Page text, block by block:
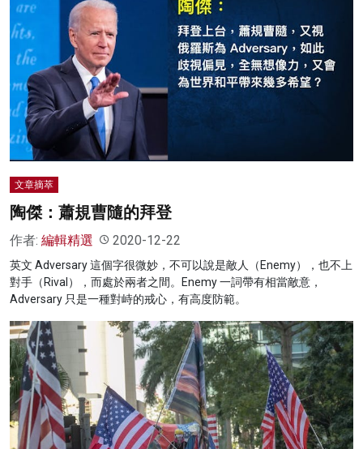
文章摘萃
陶傑：蕭規曹隨的拜登
作者: 編輯精選 2020-12-22
英文 Adversary 這個字很微妙，不可以說是敵人（Enemy），也不上
對手（Rival），而處於兩者之間。Enemy 一詞帶有相當敵意，
Adversary 只是一種對峙的戒心，有高度防範。